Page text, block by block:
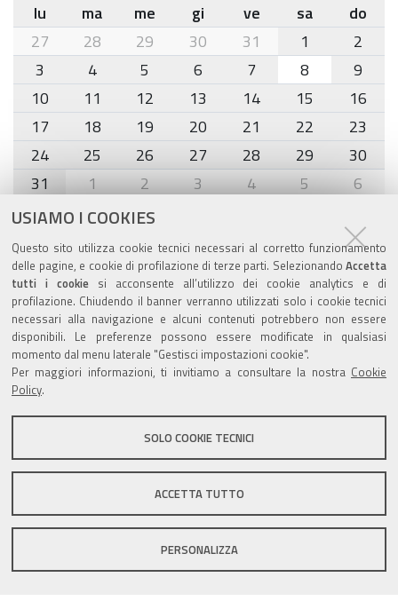
USIAMO I COOKIES
Questo sito utilizza cookie tecnici necessari al corretto funzionamento
delle pagine, e cookie di profilazione di terze parti. Selezionando Accetta
tutti i cookiesi acconsente all’utilizzo dei cookie analytics e di
profilazione. Chiudendo il banner verranno utilizzati solo i cookie tecnici
necessari alla navigazione e alcuni contenuti potrebbero non essere
disponibili. Le preferenze possono essere modificate in qualsiasi
momento dal menu laterale "Gestisci impostazioni cookie".
Per maggiori informazioni, ti invitiamo a consultare la nostra Cookie
Policy.
SOLO COOKIE TECNICI
ACCETTA TUTTO
PERSONALIZZA
month-
8
lu ma me gi ve sa
do
27
28 29 30 31 1
2
3
4 5 6 7 8
9
10
11 12 13 14 15
16
17
18 19 20 21 22
23
24
25 26 27 28 29
30
31
1 2 3 4 5 6
Agenda eventi
torna alla sezione
Valuta questo sito
Sito istituzionale Comune di Zola Predosa
DPO|Accessibilità